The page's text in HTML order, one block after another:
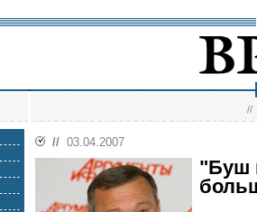
//
// 03.04.2007
"Буш